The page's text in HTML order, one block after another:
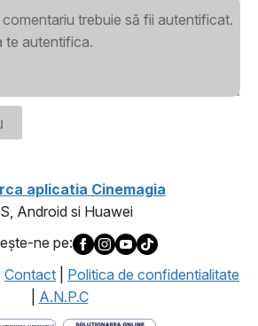
trebuie să fii autentificat.
te autentifica.
aplicatia Cinemagia
Android si Huawei
ne pe:
Contact
Politica de confidentialitate
A.N.P.C